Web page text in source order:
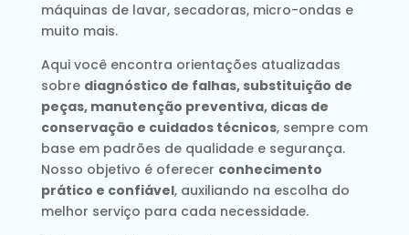
máquinas de lavar, secadoras, micro-ondas e
muito mais.
Aqui você encontra orientações atualizadas
sobre diagnóstico de falhas, substituição de
peças, manutenção preventiva, dicas de
conservação e cuidados técnicos, sempre com
base em padrões de qualidade e segurança.
Nosso objetivo é oferecer conhecimento
prático e confiável, auxiliando na escolha do
melhor serviço para cada necessidade.